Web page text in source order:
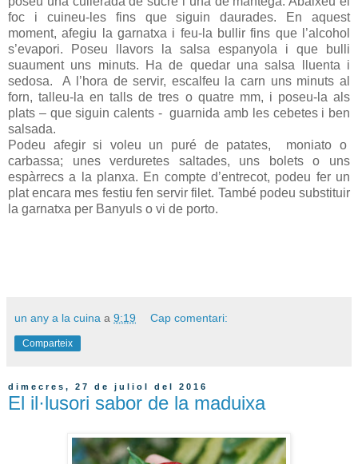
foc i cuineu-les fins que siguin daurades. En aquest
moment, afegiu la garnatxa i feu-la bullir fins que l’alcohol
s’evapori. Poseu llavors la salsa espanyola i que bulli
suaument uns minuts. Ha de quedar una salsa lluenta i
sedosa.
A l’hora de servir, escalfeu la carn uns minuts al
forn, talleu-la en talls de tres o quatre mm, i poseu-la als
plats – que siguin calents - guarnida amb les cebetes i ben
salsada.
Podeu afegir si voleu un puré de patates,
moniato o
carbassa; unes verduretes saltades, uns bolets o uns
espàrrecs a la planxa. En compte d’entrecot, podeu fer un
plat encara mes festiu fen servir filet. També podeu substituir
la garnatxa per Banyuls o vi de porto.
un any a la cuina a 9:19 Cap comentari:
Comparteix
dimecres, 27 de juliol del 2016
El il·lusori sabor de la maduixa